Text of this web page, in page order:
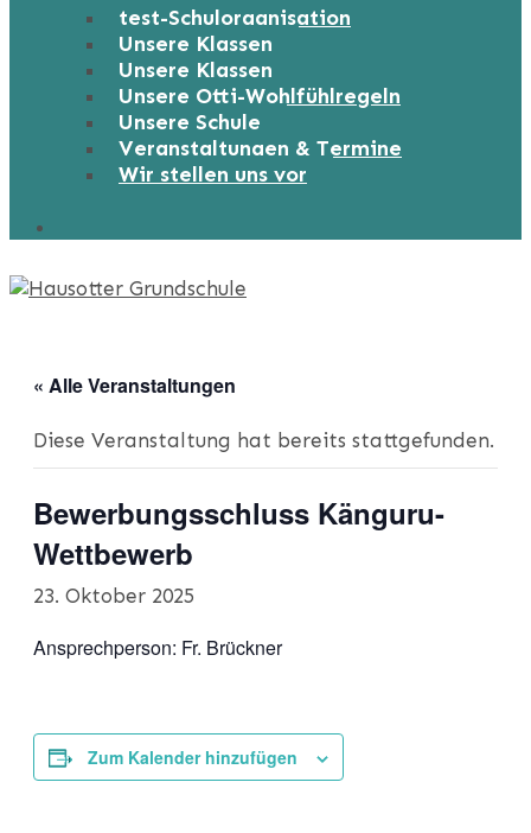
test-Schulorganisation
Unsere Klassen
Unsere Klassen
Unsere Otti-Wohlfühlregeln
Unsere Schule
Veranstaltungen & Termine
Wir stellen uns vor
« Alle Veranstaltungen
Diese Veranstaltung hat bereits stattgefunden.
Bewerbungsschluss Känguru-
Wettbewerb
23. Oktober 2025
Ansprechperson: Fr. Brückner
Zum Kalender hinzufügen